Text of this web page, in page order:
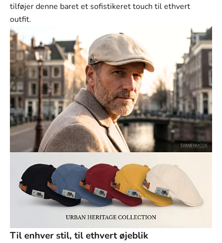
tilføjer denne baret et sofistikeret touch til ethvert
outfit.
Til enhver stil, til ethvert øjeblik